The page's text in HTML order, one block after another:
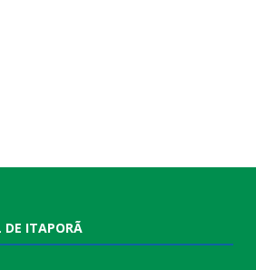
DE ITAPORÃ